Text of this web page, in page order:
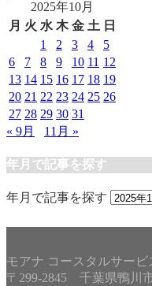
2025年10月
月 火 水 木 金 土 日
1
2 3 4
5
6
7 8 9 10 11 12
13 14 15 16 17 18 19
20 21 22 23 24 25 26
27 28 29 30 31
« 9月
11月 »
年月で記事を探す
年月で記事を探す
モアナ コースタルサービ
〒299-2845 千葉県鴨川